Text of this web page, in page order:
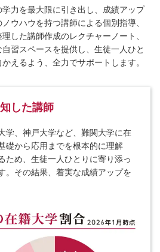
力を最大限に引き出し、成績アップ
ウハウを持つ講師による個別指導、
した講師作成のレクチャーノート、
習スペースを提供し、生徒一人ひと
えるよう、全力でサポートします。
した講師
学、神戸大学など、難関大学に在
礎から応用までを根本的に理解
ため、生徒一人ひとりに寄り添っ
。その結果、着実な成績アップを